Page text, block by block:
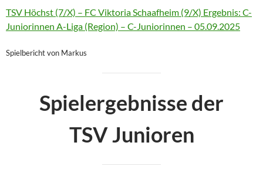
TSV Höchst (7/X) – FC Viktoria Schaafheim (9/X) Ergebnis: C-
Juniorinnen A-Liga (Region) – C-Juniorinnen – 05.09.2025
Spielbericht von Markus
Spielergebnisse der
TSV Junioren